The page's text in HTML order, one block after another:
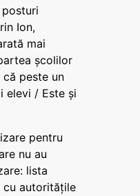
Ion,
mai
școlilor
peste un
elevi / Este și
pentru
nu au
lista
cu autoritățile